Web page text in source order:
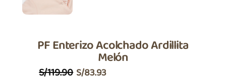
PF Enterizo Acolchado Ardillita
Melón
S/119.90 El
S/83.93El